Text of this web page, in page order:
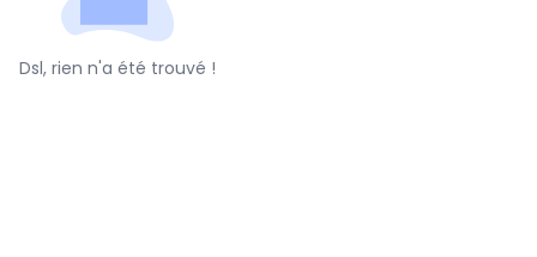
Dsl, rien n'a été trouvé !